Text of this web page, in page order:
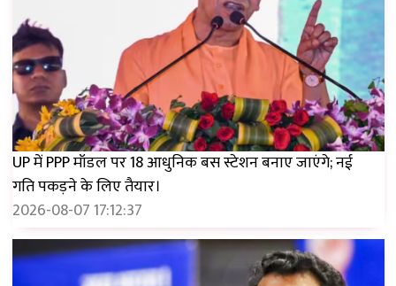
UP में PPP मॉडल पर 18 आधुनिक बस स्टेशन बनाए जाएंगे; नई
गति पकड़ने के लिए तैयार।
2026-08-07 17:12:37